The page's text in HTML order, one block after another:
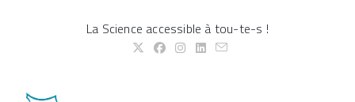
La Science accessible à tou-te-s !